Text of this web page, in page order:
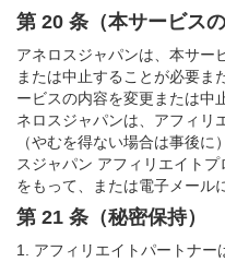
第 20 条（本サービス
アネロスジャパンは、本サー
または中止することが必要ま
ービスの内容を変更または中
ネロスジャパンは、アフィリ
（やむを得ない場合は事後
スジャパン アフィリエイト
をもって、または電子メール
第 21 条（秘密保持）
1. アフィリエイトパートナー